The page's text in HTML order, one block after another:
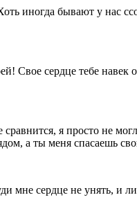
иногда бывают у нас
Свое сердце тебе навек
я просто не
а ты меня спасаешь
мне сердце не унять, и